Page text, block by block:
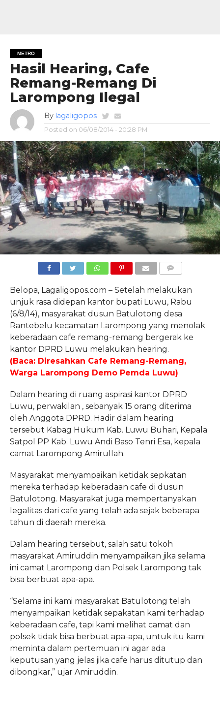
METRO
Hasil Hearing, Cafe
Remang-Remang Di
Larompong Ilegal
By lagaligopos
Posted on 06/08/2014 - 20:28 PM
Belopa, Lagaligopos.com – Setelah melakukan
unjuk rasa didepan kantor bupati Luwu, Rabu
(6/8/14), masyarakat dusun Batulotong desa
Rantebelu kecamatan Larompong yang menolak
keberadaan cafe remang-remang bergerak ke
kantor DPRD Luwu melakukan hearing.
(Baca: Diresahkan Cafe Remang-Remang,
Warga Larompong Demo Pemda Luwu)
Dalam hearing di ruang aspirasi kantor DPRD
Luwu, perwakilan , sebanyak 15 orang diterima
oleh Anggota DPRD. Hadir dalam hearing
tersebut Kabag Hukum Kab. Luwu Buhari, Kepala
Satpol PP Kab. Luwu Andi Baso Tenri Esa, kepala
camat Larompong Amirullah.
Masyarakat menyampaikan ketidak sepkatan
mereka terhadap keberadaan cafe di dusun
Batulotong. Masyarakat juga mempertanyakan
legalitas dari cafe yang telah ada sejak beberapa
tahun di daerah mereka.
Dalam hearing tersebut, salah satu tokoh
masyarakat Amiruddin menyampaikan jika selama
ini camat Larompong dan Polsek Larompong tak
bisa berbuat apa-apa.
“Selama ini kami masyarakat Batulotong telah
menyampaikan ketidak sepakatan kami terhadap
keberadaan cafe, tapi kami melihat camat dan
polsek tidak bisa berbuat apa-apa, untuk itu kami
meminta dalam pertemuan ini agar ada
keputusan yang jelas jika cafe harus ditutup dan
dibongkar,” ujar Amiruddin.